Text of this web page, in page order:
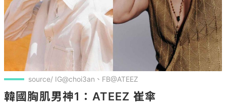
source/ IG@choi3an、FB@ATEEZ
韓國胸肌男神1：ATEEZ 崔傘